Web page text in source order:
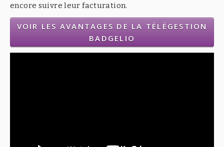
encore suivre leur facturation.
VOIR LES AVANTAGES DE LA TÉLÉGESTION
BADGELIO